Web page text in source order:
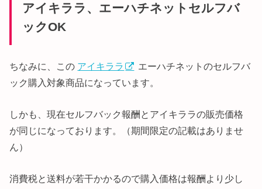
アイキララ、エーハチネットセルフバ
ックOK
ちなみに、この アイキララ
エーハチネットのセルフバ
ック購入対象商品になっています。
しかも、現在セルフバック報酬とアイキララの販売価格
が同じになっております。（期間限定の記載はありませ
ん）
消費税と送料が若干かかるので購入価格は報酬より少し